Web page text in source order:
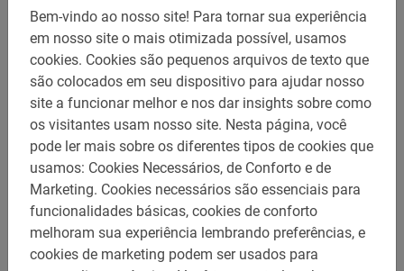
Bem-vindo ao nosso site! Para tornar sua experiência
em nosso site o mais otimizada possível, usamos
cookies. Cookies são pequenos arquivos de texto que
são colocados em seu dispositivo para ajudar nosso
site a funcionar melhor e nos dar insights sobre como
os visitantes usam nosso site. Nesta página, você
pode ler mais sobre os diferentes tipos de cookies que
usamos: Cookies Necessários, de Conforto e de
Marketing. Cookies necessários são essenciais para
funcionalidades básicas, cookies de conforto
melhoram sua experiência lembrando preferências, e
cookies de marketing podem ser usados para
N/A
Aluguer de bicicletas em Bucareste
5.0 (5)